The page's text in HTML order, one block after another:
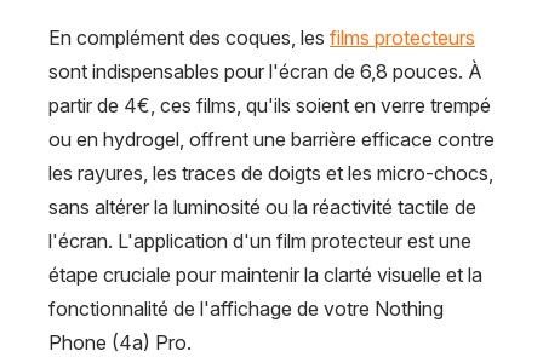
En complément des coques, les films protecteurs
sont indispensables pour l'écran de 6,8 pouces. À
partir de 4€, ces films, qu'ils soient en verre trempé
ou en hydrogel, offrent une barrière efficace contre
les rayures, les traces de doigts et les micro-chocs,
sans altérer la luminosité ou la réactivité tactile de
l'écran. L'application d'un film protecteur est une
étape cruciale pour maintenir la clarté visuelle et la
fonctionnalité de l'affichage de votre Nothing
Phone (4a) Pro.